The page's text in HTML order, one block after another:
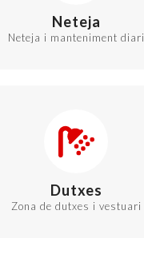
Neteja
Neteja i manteniment diari
Dutxes
Zona de dutxes i vestuari